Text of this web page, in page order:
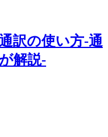
訳の使い方-通
解説-